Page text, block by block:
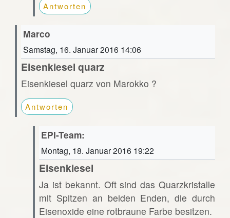
Antworten
Marco
Samstag, 16. Januar 2016 14:06
Eisenkiesel quarz
Eisenkiesel quarz von Marokko ?
Antworten
EPI-Team:
Montag, 18. Januar 2016 19:22
Eisenkiesel
Ja ist bekannt. Oft sind das Quarzkristalle
mit Spitzen an beiden Enden, die durch
Eisenoxide eine rotbraune Farbe besitzen.